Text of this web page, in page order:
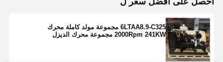
6LTAA8.9-C325 مجموعة مولد كاملة محرك
2000Rpm 241KW مجموعة محرك الديزل